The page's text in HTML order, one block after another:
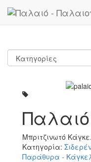
Παλαιό
Μπριτζινωτό
Κατηγορία:
Παράθυρα -